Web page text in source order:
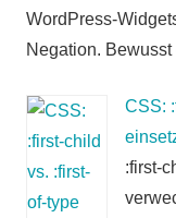
WordPress-
Negation. Bewusst
CSS:
:first-